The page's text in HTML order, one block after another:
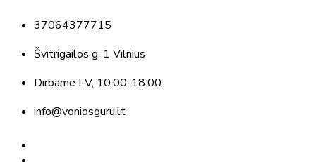
37064377715
Švitrigailos g. 1 Vilnius
Dirbame I-V, 10:00-18:00
info@voniosguru.lt